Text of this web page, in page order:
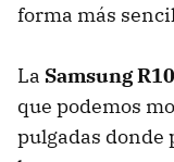
forma más
La Samsung R10
que podemos
pulgadas donde